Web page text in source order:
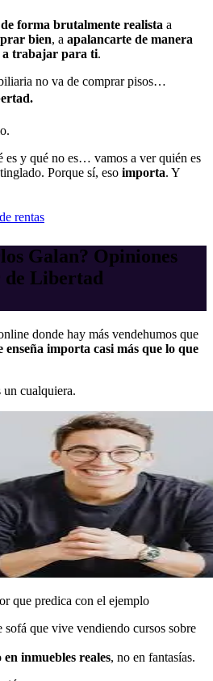
de forma brutalmente realista a
bien, a apalancarte de manera
a trabajar para ti.
no va de comprar pisos…
es y qué no es… vamos a ver quién es
Porque sí, eso importa. Y
rentas
Galan? Opiniones
de Libertad
donde hay más vendehumos que
enseña importa casi más que lo que
un cualquiera.
que predica con el ejemplo
que vive vendiendo cursos sobre
inmuebles reales, no en fantasías.